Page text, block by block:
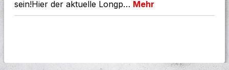
sein!Hier der aktuelle Longp… Mehr